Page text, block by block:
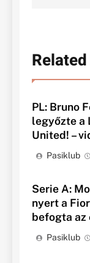
PL: Bruno
legyőzte a
United! –
Pasiklub
Serie A:
nyert a
befogta az
Pasiklub